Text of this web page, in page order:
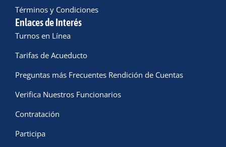
Términos y Condiciones
Enlaces de Interés
Turnos en Línea
Tarifas de Acueducto
Preguntas más Frecuentes Rendición de Cuentas
Verifica Nuestros Funcionarios
Contratación
Participa